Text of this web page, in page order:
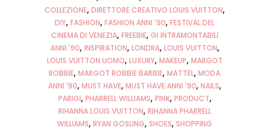
COLLEZIONE DIRETTORE CREATIVO LOUIS VUITTON
DIY FASHION FASHION ANNI '90 FESTIVAL DEL
CINEMA DI VENEZIA FREEBIE GI INTRAMONTABILI
ANNI '90 INSPIRATION LONDRA LOUIS VUITTON
LOUIS VUITTON UOMO LUXURY MAKEUP MARGOT
ROBBIE MARGOT ROBBIE BARBIE MATTEL MODA
ANNI '90 MUST HAVE MUST HAVE ANNI '90 NAILS
PARIGI PHARRELL WILLIAMS PINK PRODUCT
RIHANNA LOUIS VUITTON RIHANNA PHARRELL
WILLIAMS RYAN GOSLING SHOES SHOPPING